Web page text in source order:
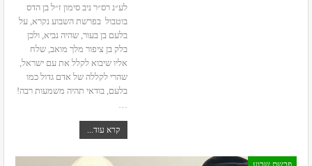
לע״נ רס״ר ניב סימון ז״ל בן הדס
בוטבול בפרשת השבוע נקרא, על
בלעם בן בעור, שהיה נביא, ולכן
בלק בן ציפור מלך מואב, שלח
אליו שיבוא לקלל את עם ישראל,
שהרי לקללה של אדם גדול כמו
בלעם, בודאי תהיה משמעות רבה!
…
קרא עוד...